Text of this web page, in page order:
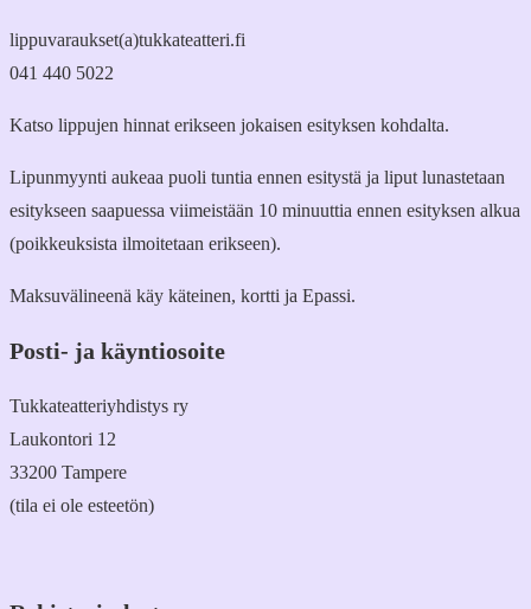
lippuvaraukset(a)tukkateatteri.fi
041 440 5022
Katso lippujen hinnat erikseen jokaisen esityksen kohdalta.
Lipunmyynti aukeaa puoli tuntia ennen esitystä ja liput lunastetaan
esitykseen saapuessa viimeistään 10 minuuttia ennen esityksen alkua
(poikkeuksista ilmoitetaan erikseen).
Maksuvälineenä käy käteinen, kortti ja Epassi.
Posti- ja käyntiosoite
Tukkateatteriyhdistys ry
Laukontori 12
33200 Tampere
(tila ei ole esteetön)